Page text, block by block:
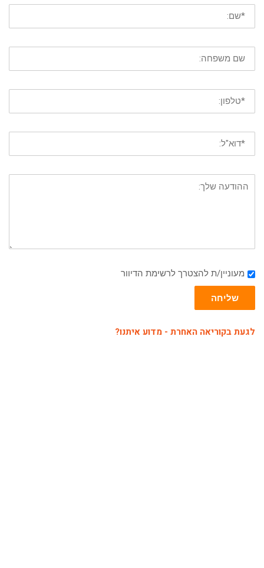
מעוניין/ת להצטרך לרשימת הדיוור
שליחה
לגעת בקוריאה האחרת - מדוע איתנו?